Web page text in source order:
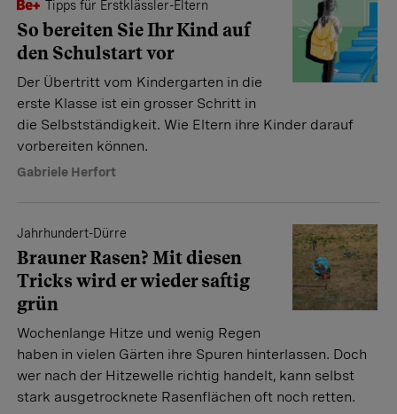
Tipps für Erstklässler-Eltern
So bereiten Sie Ihr Kind auf
den Schulstart vor
Der Übertritt vom Kindergarten in die
erste Klasse ist ein grosser Schritt in
die Selbstständigkeit. Wie Eltern ihre Kinder darauf
vorbereiten können.
Gabriele Herfort
Jahrhundert-Dürre
Brauner Rasen? Mit diesen
Tricks wird er wieder saftig
grün
Wochenlange Hitze und wenig Regen
haben in vielen Gärten ihre Spuren hinterlassen. Doch
wer nach der Hitzewelle richtig handelt, kann selbst
stark ausgetrocknete Rasenflächen oft noch retten.